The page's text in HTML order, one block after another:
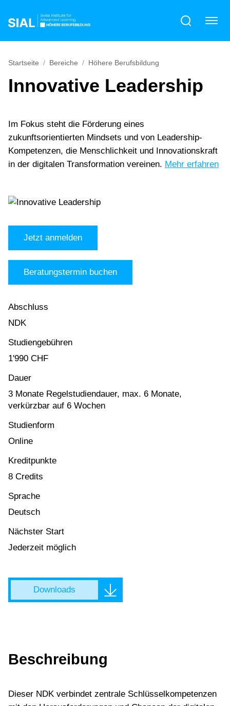
Startseite Bereiche Höhere Berufsbildung
Innovative Leadership
Im Fokus steht die Förderung eines
zukunftsorientierten Mindsets und von Leadership-
Kompetenzen, die Menschlichkeit und Innovationskraft
in der digitalen Transformation vereinen. Mehr erfahren
Jetzt anmelden
Beratungstermin buchen
Abschluss
NDK
Studiengebühren
1'990 CHF
Dauer
3 Monate Regelstudiendauer, max. 6 Monate,
verkürzbar auf 6 Wochen
Studienform
Online
Kreditpunkte
8 Credits
Sprache
Deutsch
Nächster Start
Jederzeit möglich
Downloads
Beschreibung
Dieser NDK verbindet zentrale Schlüsselkompetenzen